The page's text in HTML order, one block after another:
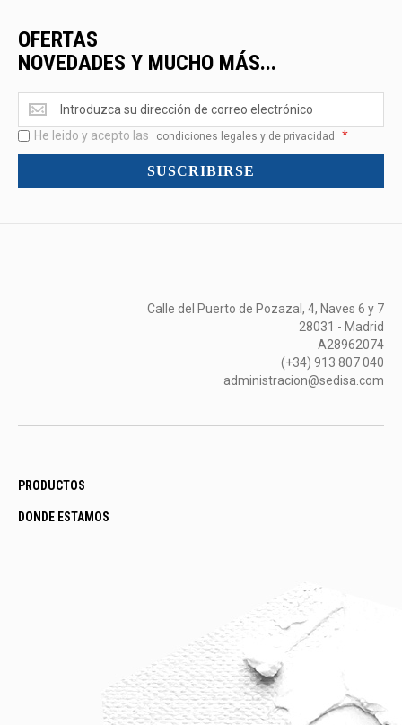
OFERTAS
NOVEDADES Y MUCHO MÁS...
Ofertas
<br>Novedades
y
mucho
He leido y acepto las condiciones legales y de privacidad *
SUSCRIBIRSE
Calle del Puerto de Pozazal, 4, Naves 6 y 7
28031 - Madrid
A28962074
(+34) 913 807 040
administracion@sedisa.com
PRODUCTOS
DONDE ESTAMOS